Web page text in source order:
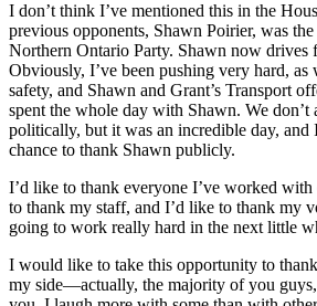
I don’t think I’ve mentioned this in the
previous opponents, Shawn Poirier, was
Northern Ontario Party. Shawn now drives
Obviously, I’ve been pushing very hard, as
safety, and Shawn and Grant’s Transport
spent the whole day with Shawn. We don’t
politically, but it was an incredible day, and
chance to thank Shawn publicly.
I’d like to thank everyone I’ve worked with
to thank my staff, and I’d like to thank my
going to work really hard in the next little
I would like to take this opportunity to
my side—actually, the majority of you